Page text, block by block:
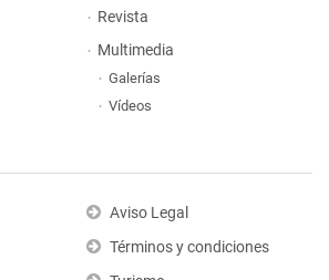
Revista
Multimedia
Galerías
Vídeos
Aviso Legal
Términos y condiciones